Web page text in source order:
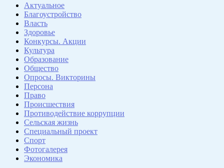
Актуальное
Благоустройство
Власть
Здоровье
Конкурсы. Акции
Культура
Образование
Общество
Опросы. Викторины
Персона
Право
Происшествия
Противодействие коррупции
Сельская жизнь
Специальный проект
Спорт
Фотогалерея
Экономика